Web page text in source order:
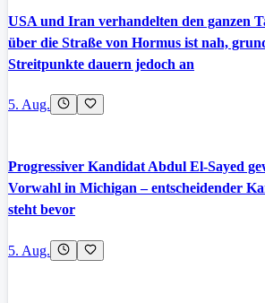
USA und Iran verhandelten den ganzen
über die Straße von Hormus ist nah,
Streitpunkte dauern jedoch an
5. Aug.
Progressiver Kandidat Abdul El-Sayed
Vorwahl in Michigan – entscheidender
steht bevor
5. Aug.